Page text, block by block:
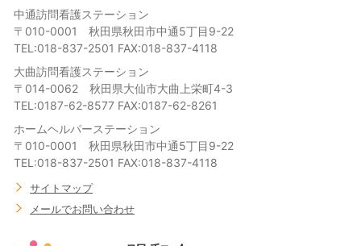
中通訪問看護ステーション
〒010-0001 秋田県秋田市中通5丁目9-22
TEL:018-837-2501 FAX:018-837-4118
大曲訪問看護ステーション
〒014-0062 秋田県大仙市大曲上栄町4-3
TEL:0187-62-8577 FAX:0187-62-8261
ホームヘルパーステーション
〒010-0001 秋田県秋田市中通5丁目9-22
TEL:018-837-2501 FAX:018-837-4118
サイトマップ
メールでお問い合わせ